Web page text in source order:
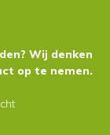
Wij denken
op te nemen.